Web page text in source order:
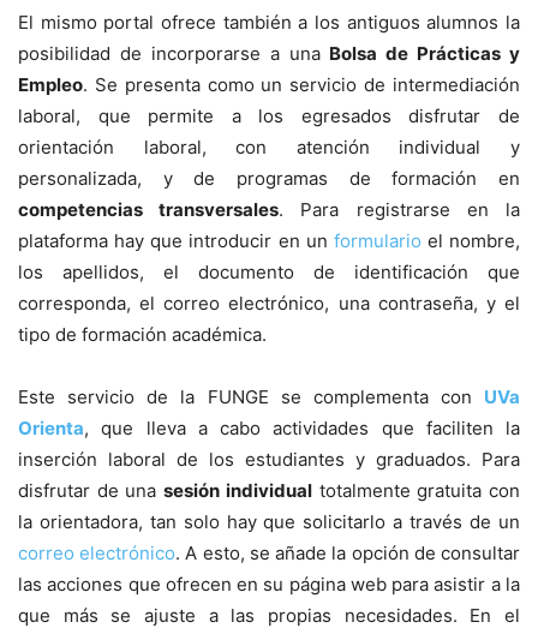
El mismo portal ofrece también a los antiguos alumnos la
posibilidad de incorporarse a una Bolsa de Prácticas y
Empleo. Se presenta como un servicio de intermediación
laboral, que permite a los egresados disfrutar de
orientación laboral, con atención individual y
personalizada, y de programas de formación en
competencias transversales. Para registrarse en la
plataforma hay que introducir en un formulario el nombre,
los apellidos, el documento de identificación que
corresponda, el correo electrónico, una contraseña, y el
tipo de formación académica.
Este servicio de la FUNGE se complementa con UVa
Orienta, que lleva a cabo actividades que faciliten la
inserción laboral de los estudiantes y graduados. Para
disfrutar de unasesión individualtotalmente gratuita con
la orientadora, tan solo hay que solicitarlo a través de un
correo electrónico. A esto, se añade la opción de consultar
las acciones que ofrecen en su página web para asistir a la
que más se ajuste a las propias necesidades. En el